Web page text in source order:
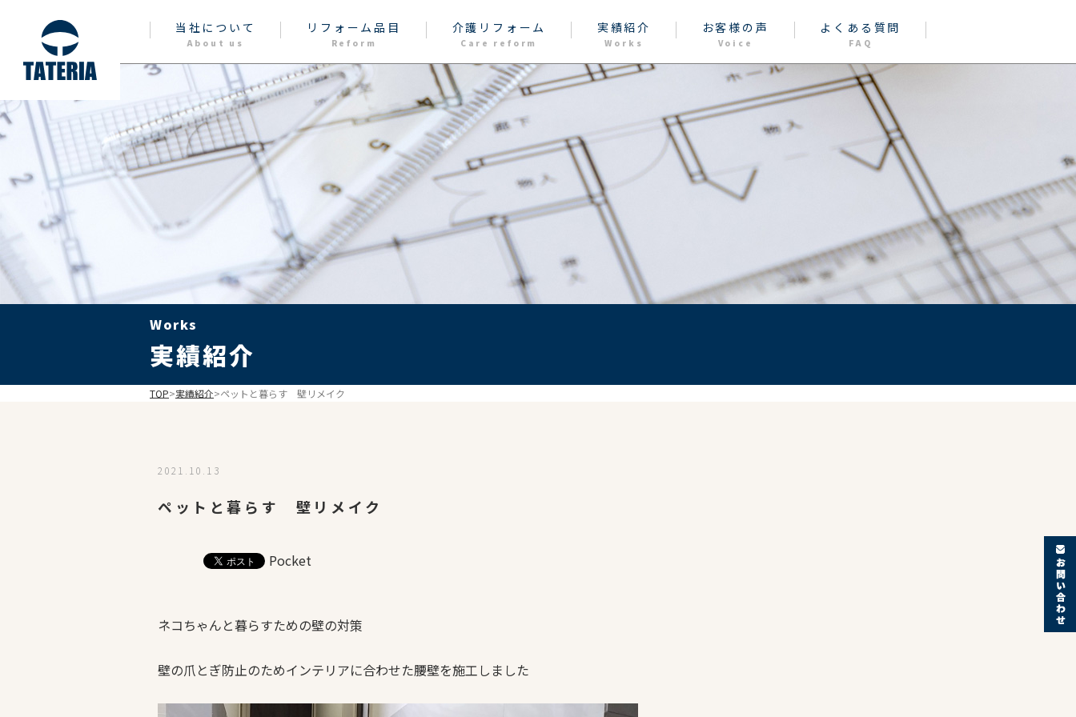
当社について
About us
リフォーム品目
Reform
介護リフォーム
Care reform
実績紹介
Works
お客様の声
Voice
よくある質問
FAQ
Works
実績紹介
TOP>実績紹介>ペットと暮らす 壁リメイク
2021.10.13
ペットと暮らす 壁リメイク
Pocket
ネコちゃんと暮らすための壁の対策
壁の爪とぎ防止のためインテリアに合わせた腰壁を施工しました